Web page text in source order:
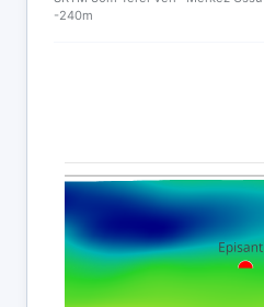
-240m